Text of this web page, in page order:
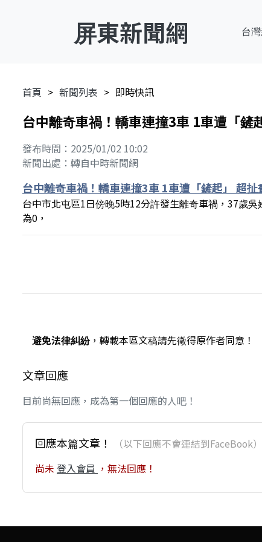
屏東新聞網 台
首頁 新聞列表 即時快訊
台中離奇車禍！轎車連撞3車 1車遭「鏟
發布時間：2025/01/02 10:02
新聞出處：轉自中時新聞網
台中離奇車禍！轎車連撞3車 1車遭「鏟起」 超扯
台中市北屯區1日傍晚5時12分許發生離奇車禍，37歲
為0，
避免法律糾紛，轉載本區文稿請先徵得原作者同意！
文章回應
目前尚無回應，成為第一個回應的人吧！
回應本篇文章！ （以下回應不會連結到FaceBook
尚未 登入會員 ，無法回應！